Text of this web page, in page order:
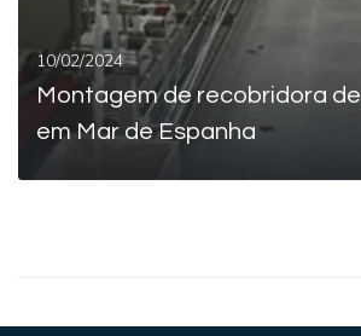
10/02/2024
Montagem de recobridora
em Mar de Espanha